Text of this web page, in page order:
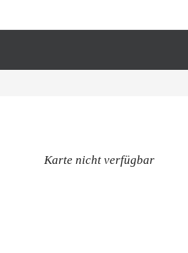
Karte nicht verfügbar